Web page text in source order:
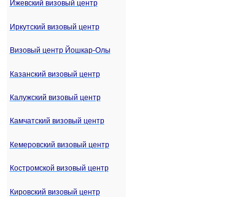
Ижевский визовый центр
Иркутский визовый центр
Визовый центр Йошкар-Олы
Казанский визовый центр
Калужский визовый центр
Камчатский визовый центр
Кемеровский визовый центр
Костромской визовый центр
Кировский визовый центр